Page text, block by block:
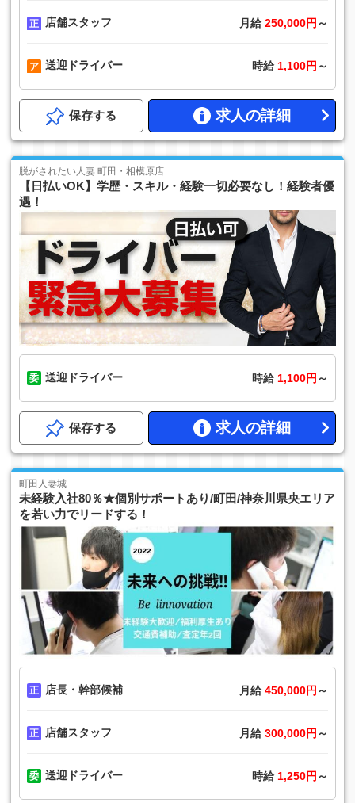
店舗スタッフ 月給 250,000円 ～
送迎ドライバー 時給 1,100円 ～
保存する 求人の詳細
脱がされたい人妻 町田・相模原店
【日払いOK】学歴・スキル・経験一切必要なし！経験者優
遇！
送迎ドライバー 時給 1,100円 ～
保存する 求人の詳細
町田人妻城
未経験入社80％★個別サポートあり/町田/神奈川県央エリア
を若い力でリードする！
店長・幹部候補 月給 450,000円 ～
店舗スタッフ 月給 300,000円 ～
送迎ドライバー 時給 1,250円 ～